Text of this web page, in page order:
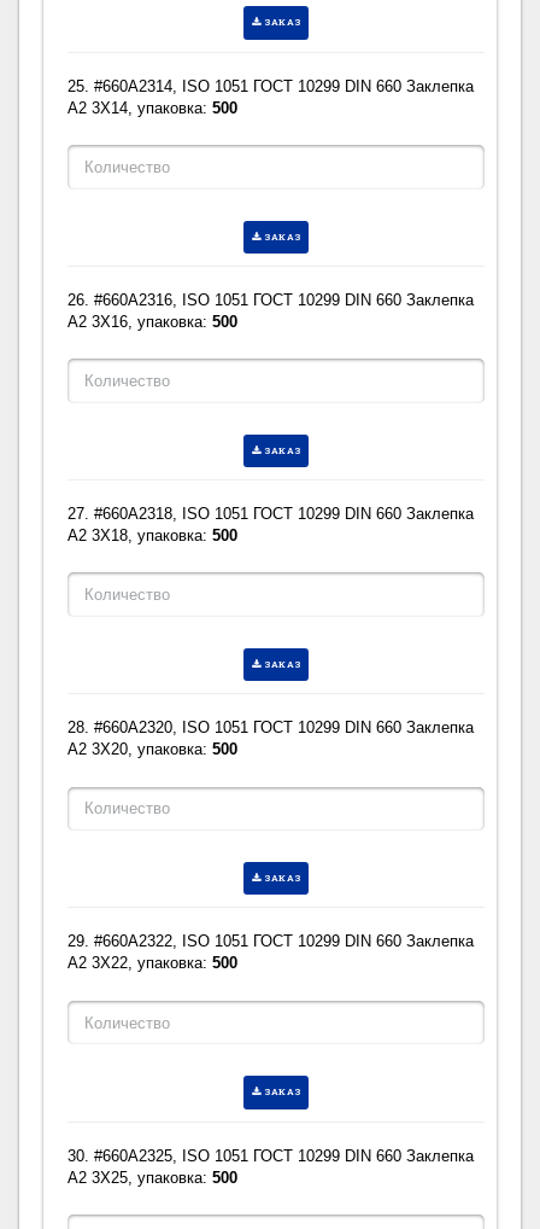
ЗАКАЗ
25. #660A2314, ISO 1051 ГОСТ 10299 DIN 660 Заклепка
A2 3X14, упаковка:500
ЗАКАЗ
26. #660A2316, ISO 1051 ГОСТ 10299 DIN 660 Заклепка
A2 3X16, упаковка:500
ЗАКАЗ
27. #660A2318, ISO 1051 ГОСТ 10299 DIN 660 Заклепка
A2 3X18, упаковка:500
ЗАКАЗ
28. #660A2320, ISO 1051 ГОСТ 10299 DIN 660 Заклепка
A2 3X20, упаковка:500
ЗАКАЗ
29. #660A2322, ISO 1051 ГОСТ 10299 DIN 660 Заклепка
A2 3X22, упаковка:500
ЗАКАЗ
30. #660A2325, ISO 1051 ГОСТ 10299 DIN 660 Заклепка
A2 3X25, упаковка:500